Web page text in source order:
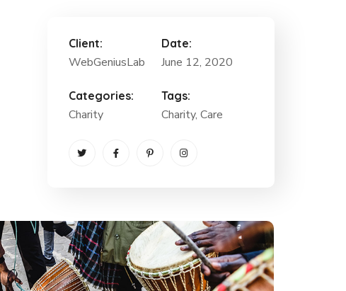
Client:
WebGeniusLab
Date:
June 12, 2020
Categories:
Charity
Tags:
Charity, Care